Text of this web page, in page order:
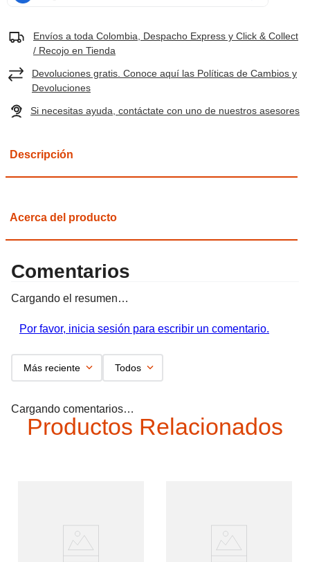
Envíos a toda Colombia, Despacho Express y Click & Collect
/ Recojo en Tienda
Devoluciones gratis. Conoce aquí las Políticas de Cambios y
Devoluciones
Si necesitas ayuda, contáctate con uno de nuestros asesores
Descripción
Acerca del producto
Comentarios
Cargando el resumen…
Por favor, inicia sesión para escribir un comentario.
Más reciente Todos
Cargando comentarios…
Productos Relacionados